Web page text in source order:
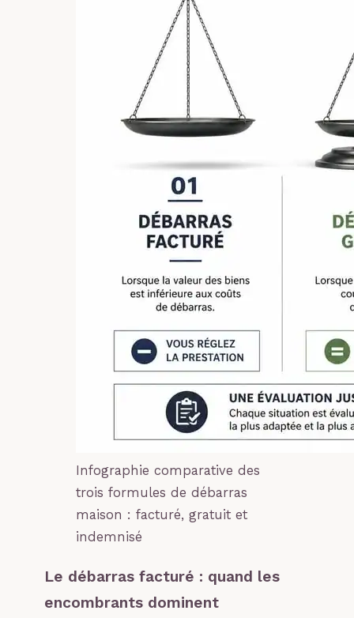
Infographie comparative des
trois formules de débarras
maison : facturé, gratuit et
indemnisé
Le débarras facturé : quand les
encombrants dominent